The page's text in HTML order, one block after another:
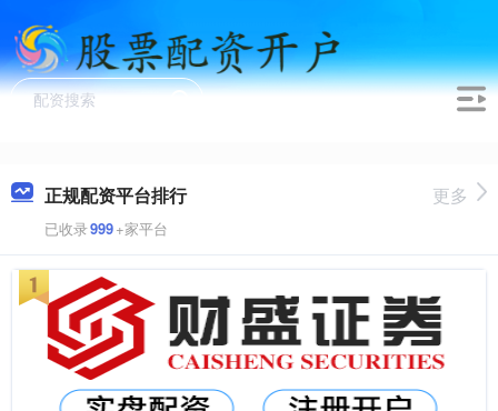
正规配资平台排行
已收录999+家平台
更多